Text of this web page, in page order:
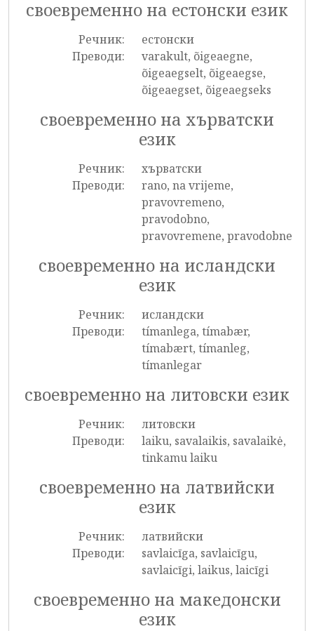
своевременно на естонски език
Речник:
естонски
Преводи:
varakult, õigeaegne,
õigeaegselt, õigeaegse,
õigeaegset, õigeaegseks
своевременно на хърватски
език
Речник:
хърватски
Преводи:
rano, na vrijeme,
pravovremeno,
pravodobno,
pravovremene, pravodobne
своевременно на исландски
език
Речник:
исландски
Преводи:
tímanlega, tímabær,
tímabært, tímanleg,
tímanlegar
своевременно на литовски език
Речник:
литовски
Преводи:
laiku, savalaikis, savalaikė,
tinkamu laiku
своевременно на латвийски
език
Речник:
латвийски
Преводи:
savlaicīga, savlaicīgu,
savlaicīgi, laikus, laicīgi
своевременно на македонски
език